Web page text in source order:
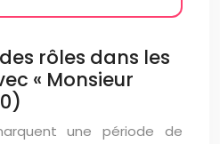
rôles dans les
« Monsieur
une période de